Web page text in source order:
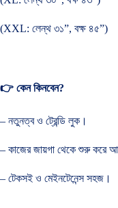
(XXL: লেন্থ ৩১”, বক্ষ ৪৫”)
👉 কেন কিনবেন?
– নতুনত্ব ও ট্রেন্ডি লুক।
– কাজের জায়গা থেকে শুরু করে
– টেকসই ও মেইনটেনেন্স সহজ।